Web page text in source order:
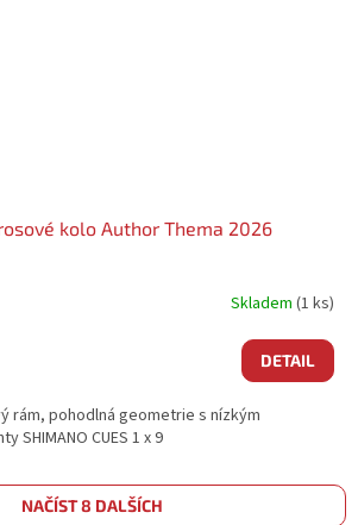
kolo Author Thema 2026
Skladem (1 ks)
DETAIL
rám, pohodlná geometrie s nízkým
SHIMANO CUES 1 x 9
NAČÍST 8 DALŠÍCH